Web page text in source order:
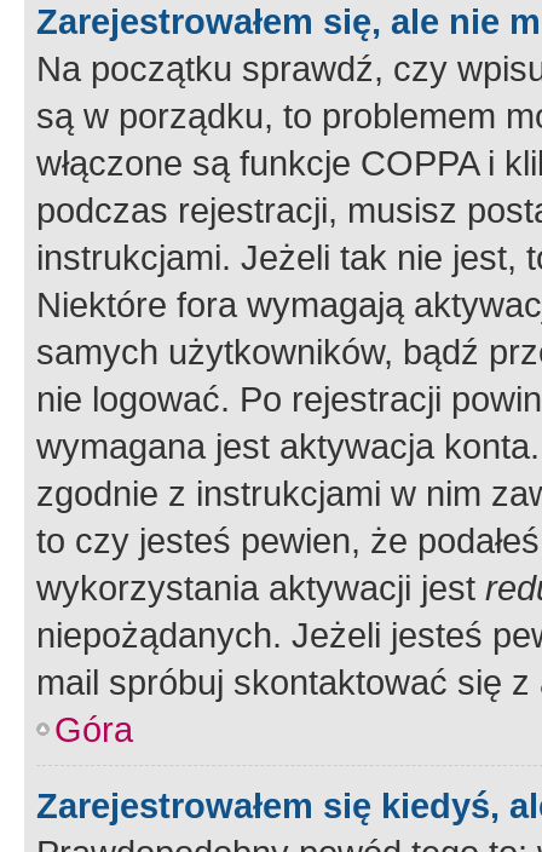
Zarejestrowałem się, ale nie
Na początku sprawdź, czy
są w porządku, to problemem
włączone są funkcje COPPA i
podczas rejestracji, musisz
instrukcjami. Jeżeli tak nie jest,
Niektóre fora wymagają
samych użytkowników, bądź
nie logować. Po rejestracji
wymagana jest aktywacja
zgodnie z instrukcjami w nim
to czy jesteś pewien, że
wykorzystania aktywacji jest
niepożądanych. Jeżeli jesteś
mail spróbuj skontaktować się
Góra
Zarejestrowałem się kiedyś,